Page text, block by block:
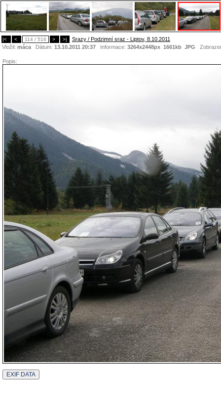
|< < 114 / 516 > >|
Srazy / Podzimní sraz - Liptov, 8.10.2011
Vložil: máca Dátum: 13.10.2011 20:37 Informace: 3264x2448px 1661kb JPG
Popis: